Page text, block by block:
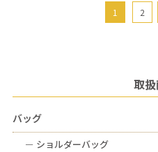
1 2
取
バッグ
ー ショルダーバッグ